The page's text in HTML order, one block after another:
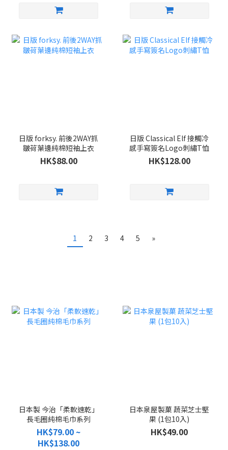
日版 forksy. 前後2WAY抓
皺荷葉邊純棉短袖上衣
HK$88.00
日版 Classical Elf 接觸冷
感手寫簽名Logo刺繡T恤
HK$128.00
1 2 3 4 5 »
日本製 今治「柔軟速乾」
長毛圈純棉毛巾系列
HK$79.00 ~
HK$138.00
日本泉屋製菓 蔬菜芝士堅
果 (1包10入)
HK$49.00